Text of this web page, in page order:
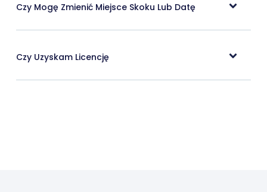
Czy Mogę Zmienić Miejsce Skoku Lub Datę
Czy Uzyskam Licencję